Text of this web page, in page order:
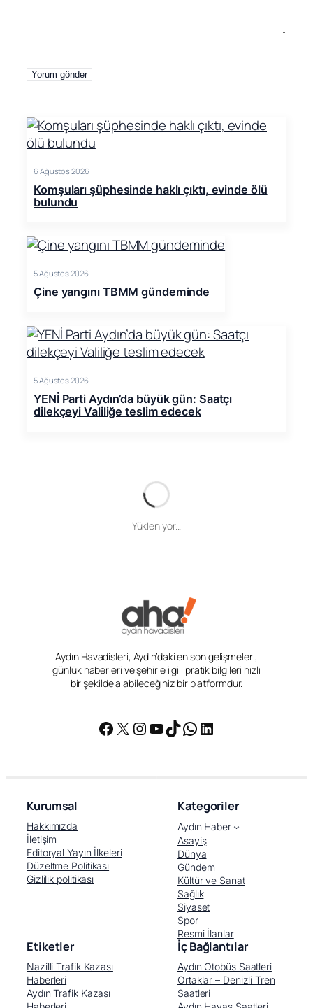
6 Ağustos 2026
Komşuları şüphesinde haklı çıktı, evinde ölü
bulundu
5 Ağustos 2026
Çine yangını TBMM gündeminde
5 Ağustos 2026
YENİ Parti Aydın’da büyük gün: Saatçı
dilekçeyi Valiliğe teslim edecek
Yükleniyor...
Aydın Havadisleri, Aydın’daki en son gelişmeleri,
günlük haberleri ve şehirle ilgili pratik bilgileri hızlı
bir şekilde alabileceğiniz bir platformdur.
Facebook
X Instagram
YouTube
TikTok
WhatsApp
LinkedIn
Kurumsal
Hakkımızda
İletişim
Editoryal Yayın İlkeleri
Düzeltme Politikası
Gizlilik politikası
Kategoriler
Aydın Haber
Asayiş
Dünya
Gündem
Kültür ve Sanat
Sağlık
Siyaset
Spor
Resmi İlanlar
Etiketler
Nazilli Trafik Kazası
Haberleri
Aydın Trafik Kazası
İç Bağlantılar
Aydın Otobüs Saatleri
Ortaklar – Denizli Tren
Saatleri